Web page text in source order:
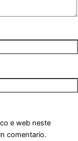
e web neste
comentario.